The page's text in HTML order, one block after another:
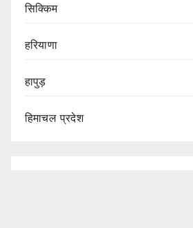
सिक्किम
हरियाणा
हापुड़
हिमाचल प्रदेश